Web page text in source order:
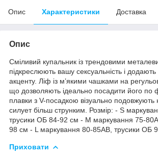
Опис Характеристики Доставка
Опис
Сміливий купальник із трендовими
підкреслюють вашу сексуальність і додають
акценту. Ліф із м’якими чашками на
що дозволяють ідеально посадити його по
плавки з V-посадкою візуально подовжують
силует більш струнким. Розмір: - S
трусики ОБ 84-92 см - M маркування 75-
98 см - L маркування 80-85АВ, трусики ОБ
Приховати